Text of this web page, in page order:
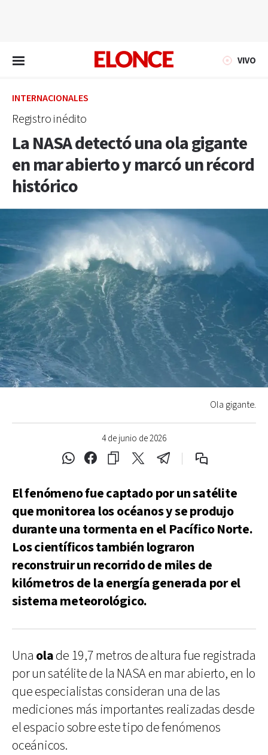
VIVO
INTERNACIONALES
Registro inédito
La NASA detectó una ola gigante
en mar abierto y marcó un récord
histórico
4 de junio de 2026
Ola gigante.
El fenómeno fue captado por un satélite
que monitorea los océanos y se produjo
durante una tormenta en el Pacífico Norte.
Los científicos también lograron
reconstruir un recorrido de miles de
kilómetros de la energía generada por el
sistema meteorológico.
Una olade 19,7 metros de altura fue registrada
por un satélite de la NASA en mar abierto, en lo
que especialistas consideran una de las
mediciones más importantes realizadas desde
el espacio sobre este tipo de fenómenos
oceánicos.